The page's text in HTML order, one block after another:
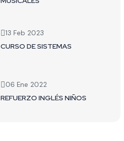
13 Feb 2023
CURSO DE SISTEMAS
06 Ene 2022
REFUERZO INGLÉS NIÑOS